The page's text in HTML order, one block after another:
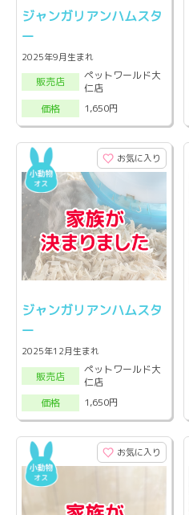
ジャンガリアンハムスタ
ー
2025年9月生まれ
販売店
ペットワールド大
仁店
価格
1,650円
お気に入り
ジャンガリアンハムスタ
ー
2025年12月生まれ
販売店
ペットワールド大
仁店
価格
1,650円
お気に入り